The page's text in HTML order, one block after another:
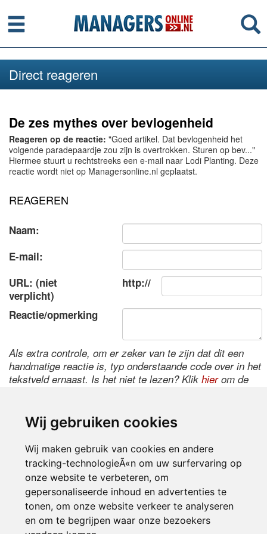
Wij gebruiken cookies
Wij maken gebruik van cookies en andere
tracking-technologieÃ«n om uw surfervaring op
onze website te verbeteren, om
gepersonaliseerde inhoud en advertenties te
tonen, om onze website verkeer te analyseren
en om te begrijpen waar onze bezoekers
Menu
Direct reageren
De zes mythes over bevlogenheid
Reageren op de reactie: "Goed artikel. Dat bevlogenheid het
volgende paradepaardje zou zijn is overtrokken. Sturen op bev..."
Hiermee stuurt u rechtstreeks een e-mail naar Lodi Planting. Deze
reactie wordt niet op Managersonline.nl geplaatst.
REAGEREN
Naam:
E-mail:
URL: (niet
verplicht)
http://
Reactie/opmerking
Als extra controle, om er zeker van te zijn dat dit een
handmatige reactie is, typ onderstaande code over in het
tekstveld ernaast. Is het niet te lezen? Klik hierom de
Inloggen